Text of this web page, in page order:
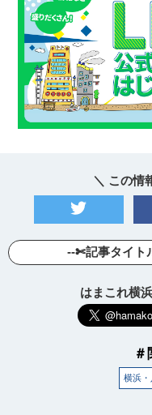
＼ この情
--✄記事タイト
はまこれ横
＃
横浜・